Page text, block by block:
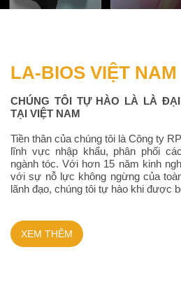
LA-BIOS VIỆT NAM
CHÚNG TÔI TỰ HÀO LÀ LÀ
TẠI VIỆT NAM
Tiền thân của chúng tôi là Công ty
lĩnh vực nhập khẩu, phân phối
ngành tóc. Với hơn 15 năm kinh
với sự nỗ lực không ngừng của
lãnh đạo, chúng tôi tự hào khi được
XEM THÊM